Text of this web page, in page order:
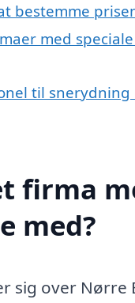
bestemme
med
til
firma
med?
sig over Nørre